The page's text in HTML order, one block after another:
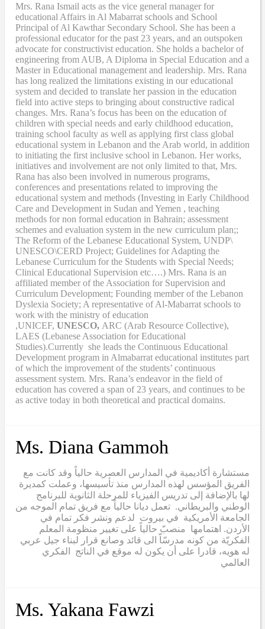
Mrs. Rana Ismail acts as the vice general manager for
educational Affairs in Al Mabarrat schools and School
Principal of Al Kawthar Secondary School. She has been a
professional educator for the past 23 years, and an outspoken
advocate for constructivist education. She holds a bachelor of
engineering from AUB, A Diploma in Special Education and a
Master in Educational management and leadership. Mrs. Rana
has long realized the limitations existing in our educational
system and decided to translate her passion in the education
field into active steps to bringing about constructive radical
changes. Mrs. Rana’s focus has been on the education of
children with special needs and early childhood education,
training school faculty as well as applying first class global
educational system in Lebanon and the Arab world, in addition
to initiating the first inclusive school in Lebanon. Her works,
initiatives and involvement are not only limited to that, Mrs.
Rana has also been involved in numerous programs,
conferences and presentations related to improving the
educational system and methods (Investing in Early Childhood
Care and Development in Sudan and Yemen , teaching
methods for non formal education in Bahrain; assessment
schemes and evaluation system in the new curriculum plan;;
The Reform of the Lebanese Educational System, UNDP\
UNESCO\CERD Project; Guidelines for Adapting the
Lebanese Curriculum for the Students with Special Needs;
Clinical Educational Supervision etc….) Mrs. Rana is an
affiliated member of the Association for Supervision and
Curriculum Development; Founding member of the Lebanon
Dyslexia Society; A representative of Al-Mabarrat schools to
work with the ministry of education
,UNICEF, UNESCO, ARC (Arab Resource Collective),
LAES (Lebanese Association for Educational
Studies).Currently she leads the Continuous Educational
Development program in Almabarrat educational institutes part
of which the improvement of the students’ continuous
assessment system. Mrs. Rana’s endeavor in the field of
education has covered a span of 23 years, and continues to be
as active today in both theoretical and practical domains.
Ms. Diana Gammoh
مستشارة أكاديمية في المدارس العصرية حالياً وقد كانت مع
الفريق المؤسس لهذه المدارس منذ تأسيسها، وعملت كمديرة
لها بالإضافة إلى تدريس الفيزياء للمرحلة الثانوية للبرنامج
الوطني والبريطاني. تعمل ديانا حالياً مع فريق تمام الموجه من
الجامعة الأمريكية في بيروت لدعم ونشر فكر تمام في
الأردن. اهتمامها منصبّ حالياً على تغيير منظومة المعلم
الفكريّة من كونه مدرسّاّ الى قائد وصانع قرار لبناء جيل عربي
له هويه، قادرا على أن يكون له موقع في الناتج الفكري
العالمي
Ms. Yakana Fawzi